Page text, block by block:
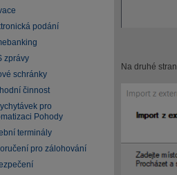
podání
zprávy
schránky
činnost
pro
Pohody
terminály
pro zálohování
Na druhé